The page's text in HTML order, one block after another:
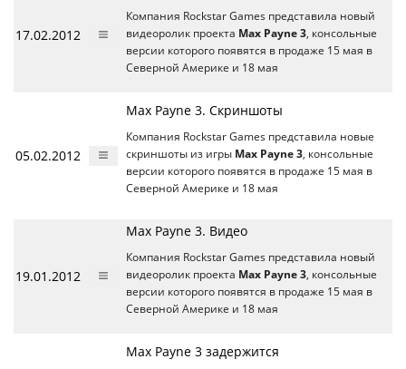
17.02.2012
Компания Rockstar Games представила новый
видеоролик проекта Max Payne 3, консольные
версии которого появятся в продаже 15 мая в
Северной Америке и 18 мая
05.02.2012
Max Payne 3. Скриншоты
Компания Rockstar Games представила новые
скриншоты из игры Max Payne 3, консольные
версии которого появятся в продаже 15 мая в
Северной Америке и 18 мая
19.01.2012
Max Payne 3. Видео
Компания Rockstar Games представила новый
видеоролик проекта Max Payne 3, консольные
версии которого появятся в продаже 15 мая в
Северной Америке и 18 мая
Max Payne 3 задержится